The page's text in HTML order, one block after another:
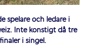
spelare och ledare i
Inte konstigt då tre
i singel.